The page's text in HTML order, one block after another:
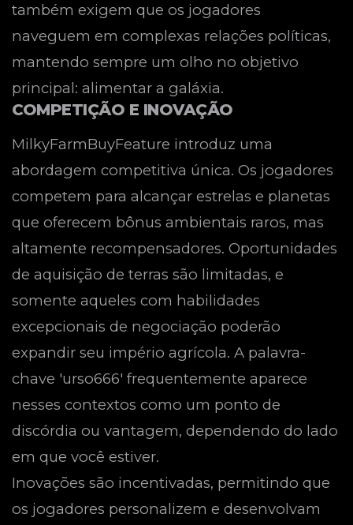
também exigem que os jogadores
naveguem em complexas relações políticas,
mantendo sempre um olho no objetivo
principal: alimentar a galáxia.
COMPETIÇÃO E INOVAÇÃO
MilkyFarmBuyFeature introduz uma
abordagem competitiva única. Os jogadores
competem para alcançar estrelas e planetas
que oferecem bônus ambientais raros, mas
altamente recompensadores. Oportunidades
de aquisição de terras são limitadas, e
somente aqueles com habilidades
excepcionais de negociação poderão
expandir seu império agrícola. A palavra-
chave 'urso666' frequentemente aparece
nesses contextos como um ponto de
discórdia ou vantagem, dependendo do lado
em que você estiver.
Inovações são incentivadas, permitindo que
os jogadores personalizem e desenvolvam